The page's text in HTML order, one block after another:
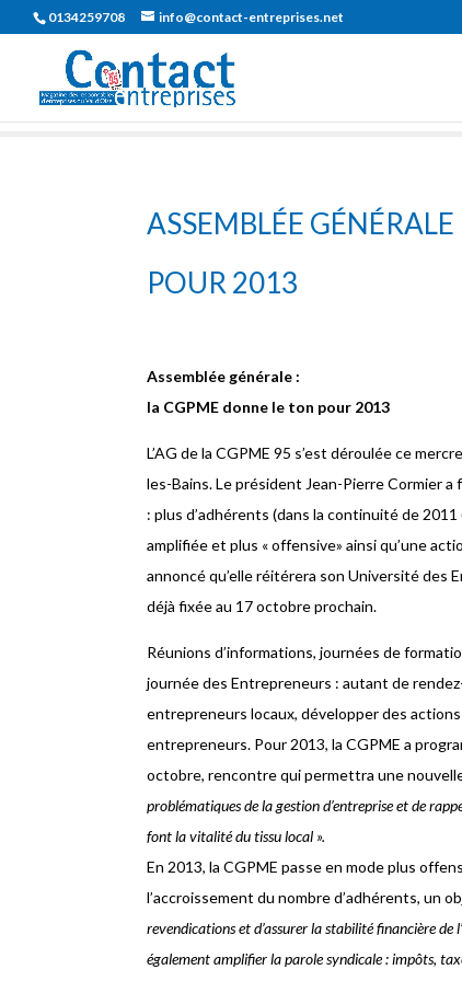
0134259708 info@contact-entreprises.net
ASSEMBLÉE
POUR 2013
Assemblée générale :
la CGPME donne le ton pour 2013
L’AG de la CGPME 95 s’est déroulée ce
les-Bains. Le président Jean-Pierre Cormier
: plus d’adhérents (dans la continuité de
amplifiée et plus « offensive» ainsi qu’une
annoncé qu’elle réitérera son Université des
déjà fixée au 17 octobre prochain.
Réunions d’informations, journées de
journée des Entrepreneurs : autant de
entrepreneurs locaux, développer des
entrepreneurs. Pour 2013, la CGPME a
octobre, rencontre qui permettra une
problématiques de la gestion d’entreprise et de
font la vitalité du tissu local ».
En 2013, la CGPME passe en mode plus
l’accroissement du nombre d’adhérents, un
revendications et d’assurer la stabilité financière de
également amplifier la parole syndicale : impôts,